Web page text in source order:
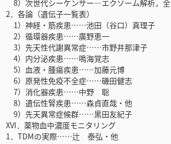
8）次世代シーケンサー―エクソーム解析
2．各論（遺伝子一覧表）
1）神経・筋疾患……池田（谷口）真理子
2）循環器疾患……廣野恵一
3）先天性代謝異常症……市野井那津子
4）内分泌疾患……鳴海覚志
5）血液・腫瘍疾患……加藤元博
6）原発性免疫不全症……磯田健志
7）消化器疾患……中野 聡
8）遺伝性腎疾患……森貞直哉・他
9）先天異常症候群……黒田友紀子
XVI．薬物血中濃度モニタリング
1．TDMの実際……辻 泰弘・他